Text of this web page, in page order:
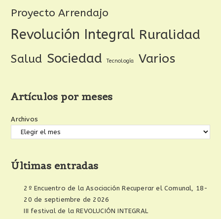
Proyecto Arrendajo
Revolución Integral Ruralidad
Salud Sociedad Tecnología Varios
Artículos por meses
Archivos
Últimas entradas
2º Encuentro de la Asociación Recuperar el Comunal, 18-
20 de septiembre de 2026
III festival de la REVOLUCIÓN INTEGRAL